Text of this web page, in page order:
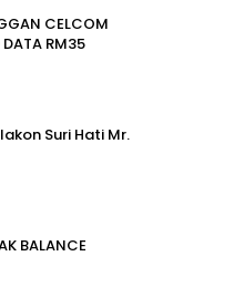
CELCOM
DATA RM35
Suri Hati Mr.
BALANCE